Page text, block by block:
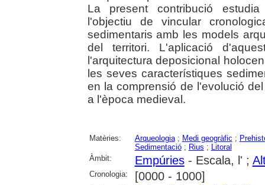
La present contribució
l'objectiu de vincular
sedimentaris amb les models
del territori. L'aplicació
l'arquitectura deposicional
les seves característiques
en la comprensió de l'evolució
a l'època medieval.
Matèries: Arqueologia; Medi geogràfic ;
Sedimentació; Rius ; Litoral
Àmbit:
Empúries- Escala, l' ;
Cronologia: [0000 - 1000]